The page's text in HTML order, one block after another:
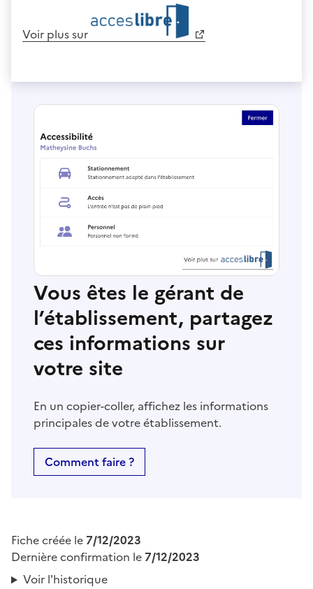
Voir plus sur
Vous êtes le gérant de
l’établissement, partagez
ces informations sur
votre site
En un copier-coller, affichez les informations
principales de votre établissement.
Comment faire ?
Fiche créée le 7/12/2023
Dernière confirmation le 7/12/2023
Voir l'historique